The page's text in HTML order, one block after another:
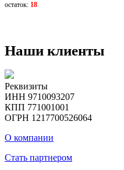
остаток: 18
Наши клиенты
Реквизиты
ИНН 9710093207
КПП 771001001
ОГРН 1217700526064
О компании
Стать партнером